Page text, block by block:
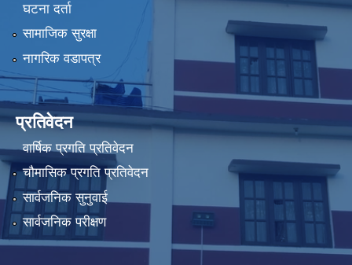
घटना दर्ता
सामाजिक सुरक्षा
नागरिक वडापत्र
प्रतिवेदन
वार्षिक प्रगति प्रतिवेदन
चौमासिक प्रगति प्रतिवेदन
सार्वजनिक सुनुवाई
सार्वजनिक परीक्षण